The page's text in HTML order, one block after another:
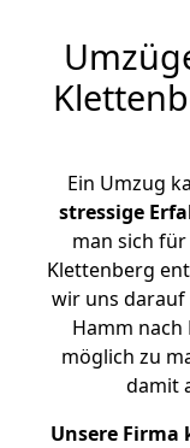
Ein Umzug
stressige
man sich
Klettenberg
wir uns darauf
Hamm
möglich zu
damit
Unsere Firma